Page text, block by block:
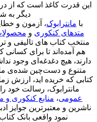
این قدرت کاغذ است که از
دیگر به
با مانترابوک، آزمون و
متدهای کنکوری و
منتخب کتاب‌ های تالیفی و
هم آمده‌اند تا برای کسانی
دارند، هیچ دغدغه‌ای وجود
متنوع و دست‌چین شده‌ی
کتابی که خریده اید، ارزش
مانترابوک، رسالت خود
عمومی، منابع کنکوری
ناشرین و معتبرترین جوایز
نمود واقعی بانک